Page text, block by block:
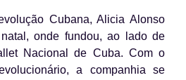
Cubana, Alicia Alonso
onde fundou, ao lado de
Nacional de Cuba. Com o
a companhia se